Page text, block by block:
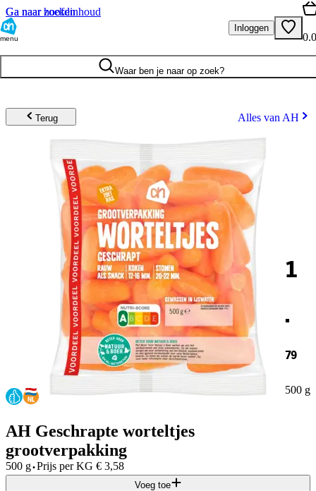
Ga naar hoofdinhoud
Ga naar zoeken
menu
Inloggen
Waar ben je naar op zoek?
Terug Alles van AH
1
.
79
500 g
AH Geschrapte worteltjes
grootverpakking
500 g·Prijs per KG € 3,58
Voeg toe